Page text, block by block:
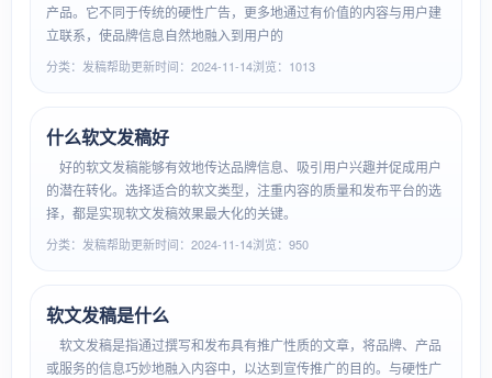
产品。它不同于传统的硬性广告，更多地通过有价值的内容与用户建
立联系，使品牌信息自然地融入到用户的
分类：发稿帮助更新时间：2024-11-14浏览：1013
什么软文发稿好
好的软文发稿能够有效地传达品牌信息、吸引用户兴趣并促成用户
的潜在转化。选择适合的软文类型，注重内容的质量和发布平台的选
择，都是实现软文发稿效果最大化的关键。
分类：发稿帮助更新时间：2024-11-14浏览：950
软文发稿是什么
软文发稿是指通过撰写和发布具有推广性质的文章，将品牌、产品
或服务的信息巧妙地融入内容中，以达到宣传推广的目的。与硬性广